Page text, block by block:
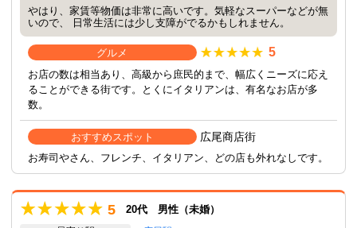
やはり、家賃等物価は非常に高いです。気軽なスーパーなどが無
いので、 日常生活には少し支障がでるかもしれません。
グルメ 5
お店の数は相当あり、高級から庶民的まで、幅広くニーズに応え
ることができる街です。とくにイタリアンは、有名なお店が多
数。
おすすめスポット 広尾商店街
お寿司やさん、フレンチ、イタリアン、どの店も外れなしです。
5 20代 男性（未婚）